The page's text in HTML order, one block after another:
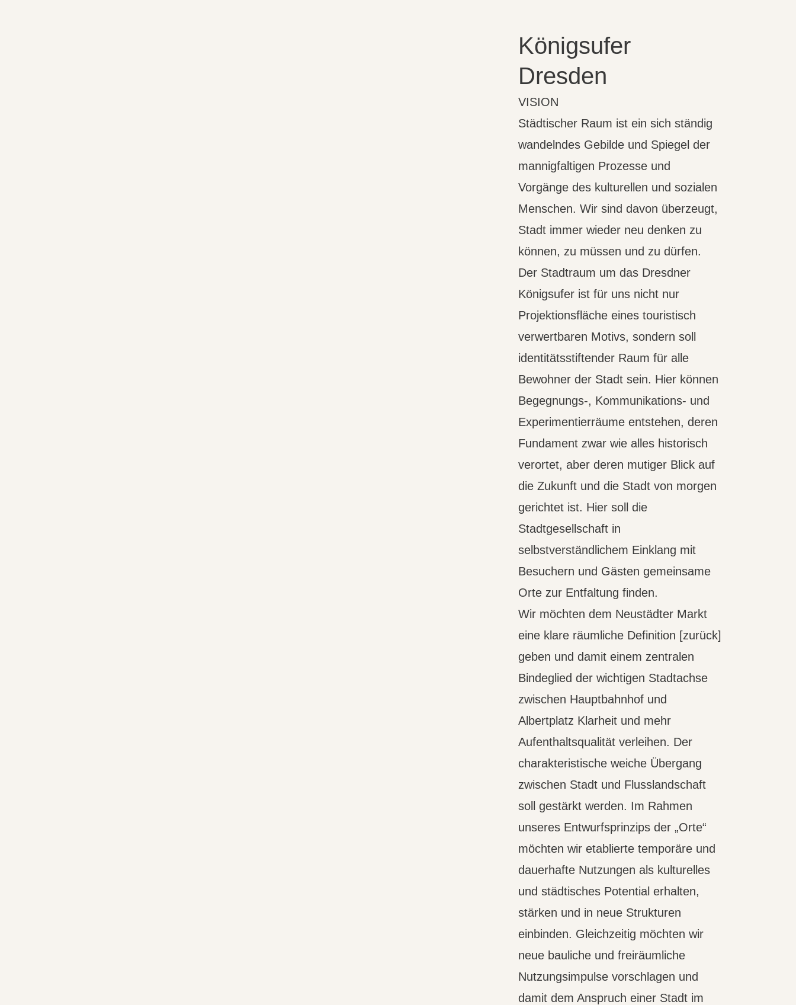
Königsufer
Dresden
VISION
Städtischer Raum ist ein sich ständig
wandelndes Gebilde und Spiegel der
mannigfaltigen Prozesse und
Vorgänge des kulturellen und sozialen
Menschen. Wir sind davon überzeugt,
Stadt immer wieder neu denken zu
können, zu müssen und zu dürfen.
Der Stadtraum um das Dresdner
Königsufer ist für uns nicht nur
Projektionsfläche eines touristisch
verwertbaren Motivs, sondern soll
identitätsstiftender Raum für alle
Bewohner der Stadt sein. Hier können
Begegnungs-, Kommunikations- und
Experimentierräume entstehen, deren
Fundament zwar wie alles historisch
verortet, aber deren mutiger Blick auf
die Zukunft und die Stadt von morgen
gerichtet ist. Hier soll die
Stadtgesellschaft in
selbstverständlichem Einklang mit
Besuchern und Gästen gemeinsame
Orte zur Entfaltung finden.
Wir möchten dem Neustädter Markt
eine klare räumliche Definition [zurück]
geben und damit einem zentralen
Bindeglied der wichtigen Stadtachse
zwischen Hauptbahnhof und
Albertplatz Klarheit und mehr
Aufenthaltsqualität verleihen. Der
charakteristische weiche Übergang
zwischen Stadt und Flusslandschaft
soll gestärkt werden. Im Rahmen
unseres Entwurfsprinzips der „Orte“
möchten wir etablierte temporäre und
dauerhafte Nutzungen als kulturelles
und städtisches Potential erhalten,
stärken und in neue Strukturen
einbinden. Gleichzeitig möchten wir
neue bauliche und freiräumliche
Nutzungsimpulse vorschlagen und
damit dem Anspruch einer Stadt im